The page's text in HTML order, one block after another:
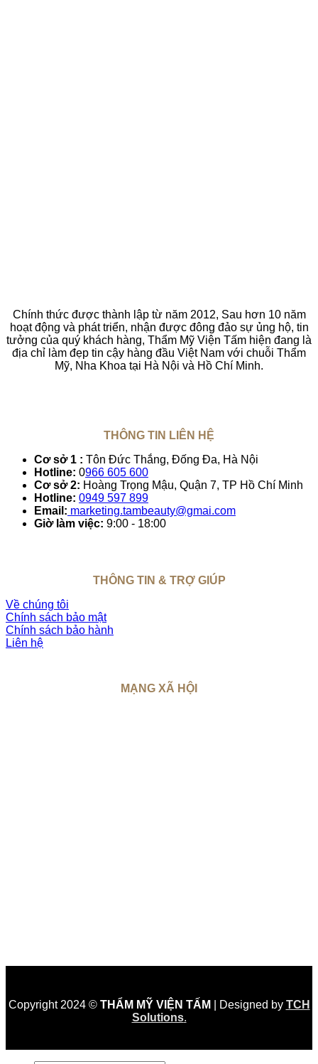
Chính thức được thành lập từ năm 2012, Sau hơn 10 năm
hoạt động và phát triển, nhận được đông đảo sự ủng hộ, tin
tưởng của quý khách hàng, Thẩm Mỹ Viện Tấm hiện đang là
địa chỉ làm đẹp tin cậy hàng đầu Việt Nam với chuỗi Thẩm
Mỹ, Nha Khoa tại Hà Nội và Hồ Chí Minh.
THÔNG TIN LIÊN HỆ
Cơ sở 1 : Tôn Đức Thắng, Đống Đa, Hà Nội
Hotline: 0966 605 600
Cơ sở 2: Hoàng Trọng Mậu, Quận 7, TP Hồ Chí Minh
Hotline: 0949 597 899
Email: marketing.tambeauty@gmai.com
Giờ làm việc: 9:00 - 18:00
THÔNG TIN & TRỢ GIÚP
Về chúng tôi
Chính sách bảo mật
Chính sách bảo hành
Liên hệ
MẠNG XÃ HỘI
Copyright 2024 © THẨM MỸ VIỆN TẤM | Designed by TCH
Solutions.